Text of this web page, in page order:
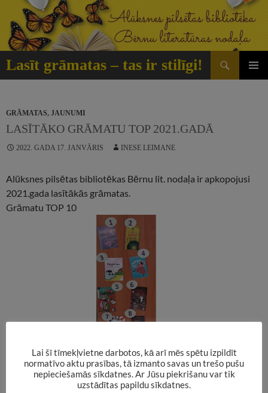
Doties
saturu
Lasīt grāmatas – tas ir stilīgi!
Meklēt
GRĀMATAS, JAUNUMI
LASĪTĀKO GRĀMATU TOP 2021.GADĀ
2022. GADA 17. JANVĀRIS INESE LEIMANE
Alūksnes pilsētas bibliotēkas Bērnu lit. nodaļa ir apkopojusi
2021.gada lasītākās grāmatas.
Grāmatu TOP 10
Lai šī tīmekļvietne darbotos, kā arī mēs spētu izpildīt
normatīvo aktu prasības, tā izmanto savas un trešo pušu
nepieciešamās sīkdatnes. Ar Jūsu piekrišanu var tik
uzstādītas papildu sīkdatnes.